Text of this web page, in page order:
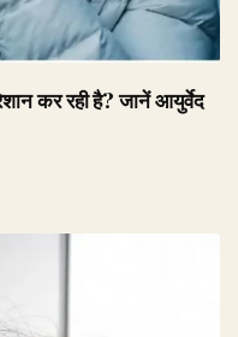
कर रही है? जानें आयुर्वेद